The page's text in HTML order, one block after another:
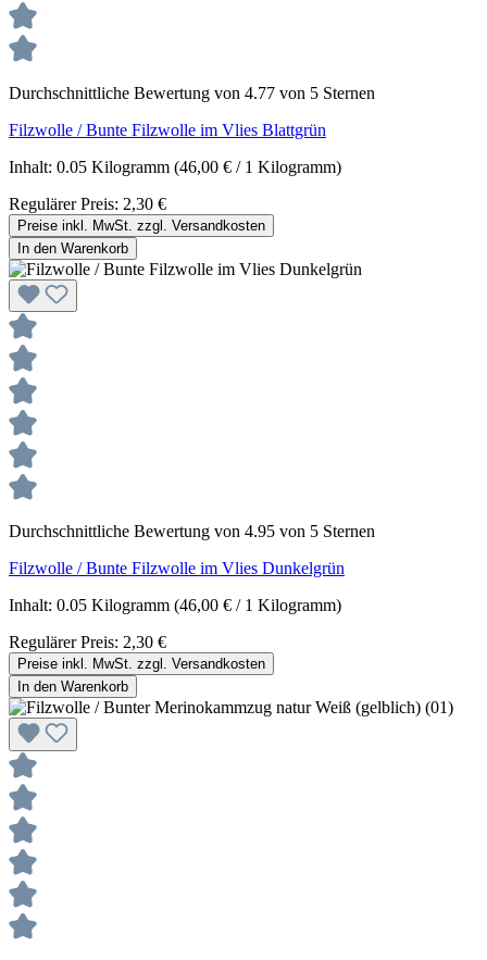
Durchschnittliche Bewertung von 4.77 von 5 Sternen
Filzwolle / Bunte Filzwolle im Vlies Blattgrün
Inhalt: 0.05 Kilogramm (46,00 € / 1 Kilogramm)
Regulärer Preis: 2,30 €
Preise inkl. MwSt. zzgl. Versandkosten
In den Warenkorb
Durchschnittliche Bewertung von 4.95 von 5 Sternen
Filzwolle / Bunte Filzwolle im Vlies Dunkelgrün
Inhalt: 0.05 Kilogramm (46,00 € / 1 Kilogramm)
Regulärer Preis: 2,30 €
Preise inkl. MwSt. zzgl. Versandkosten
In den Warenkorb